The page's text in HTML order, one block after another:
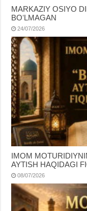
MARKAZIY OSIYO
BOʻLMAGAN
24/07/2026
IMOM
AYTISH HAQIDAGI
08/07/2026